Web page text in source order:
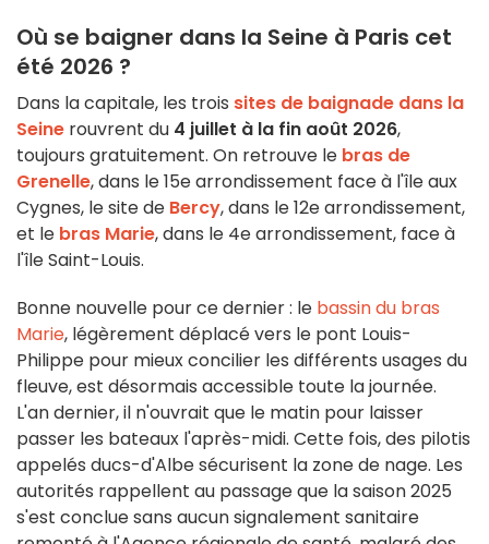
Où se baigner dans la Seine à Paris cet
été 2026 ?
Dans la capitale, les trois sites de baignade dans la
Seine rouvrent du 4 juillet à la fin août 2026,
toujours gratuitement. On retrouve le bras de
Grenelle, dans le 15e arrondissement face à l'île aux
Cygnes, le site de Bercy, dans le 12e arrondissement,
et le bras Marie, dans le 4e arrondissement, face à
l'île Saint-Louis.
Bonne nouvelle pour ce dernier : le bassin du bras
Marie, légèrement déplacé vers le pont Louis-
Philippe pour mieux concilier les différents usages du
fleuve, est désormais accessible toute la journée.
L'an dernier, il n'ouvrait que le matin pour laisser
passer les bateaux l'après-midi. Cette fois, des pilotis
appelés ducs-d'Albe sécurisent la zone de nage. Les
autorités rappellent au passage que la saison 2025
s'est conclue sans aucun signalement sanitaire